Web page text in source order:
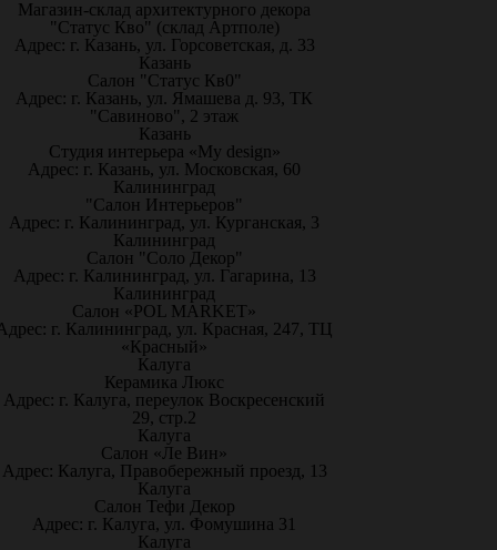
Магазин-склад архитектурного декора
"Статус Кво" (склад Артполе)
Адрес: г. Казань, ул. Горсоветская, д. 33
Казань
Салон "Статус Кв0"
Адрес: г. Казань, ул. Ямашева д. 93, ТК
"Савиново", 2 этаж
Казань
Студия интерьера «My design»
Адрес: г. Казань, ул. Московская, 60
Калининград
"Салон Интерьеров"
Адрес: г. Калининград, ул. Курганская, 3
Калининград
Салон "Соло Декор"
Адрес: г. Калининград, ул. Гагарина, 13
Калининград
Салон «POL MARKET»
г. Калининград, ул. Красная, 247, ТЦ
«Красный»
Калуга
Керамика Люкс
Адрес: г. Калуга, переулок Воскресенский
29, стр.2
Калуга
Салон «Ле Вин»
Адрес: Калуга, Правобережный проезд, 13
Калуга
Салон Тефи Декор
Адрес: г. Калуга, ул. Фомушина 31
Калуга